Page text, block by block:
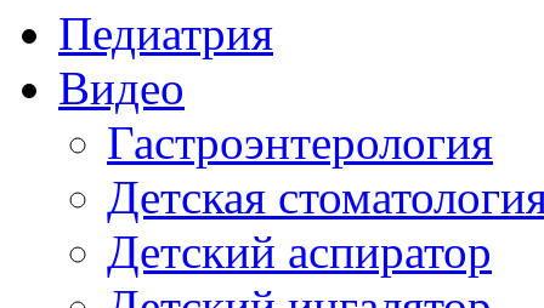
Педиатрия
Видео
Гастроэнтерология
Детская
Детский аспиратор